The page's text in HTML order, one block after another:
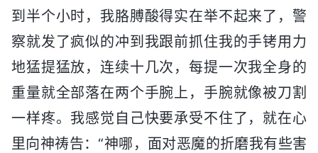
到半个小时，我胳膊酸得实在举不起来了，警
察就发了疯似的冲到我跟前抓住我的手铐用力
地猛提猛放，连续十几次，每提一次我全身的
重量就全部落在两个手腕上，手腕就像被刀割
一样疼。我感觉自己快要承受不住了，就在心
里向神祷告：“神哪，面对恶魔的折磨我有些害